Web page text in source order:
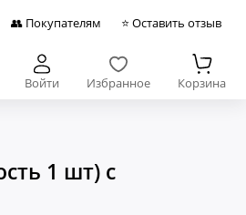
👥 Покупателям ⭐ Оставить отзыв
Войти Избранное Корзина
1 шт) с